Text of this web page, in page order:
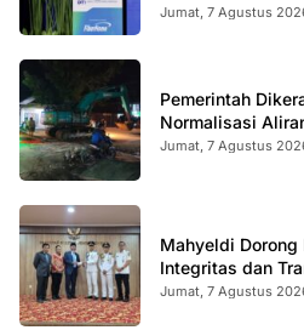
Jumat, 7 Agustus
Pemerintah
Normalisasi
Jumat, 7 Agustus
Mahyeldi Dorong
Integritas dan
Jumat, 7 Agustus